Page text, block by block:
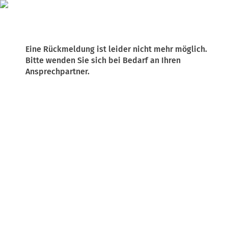
Eine Rückmeldung ist leider nicht mehr möglich.
Bitte wenden Sie sich bei Bedarf an Ihren
Ansprechpartner.